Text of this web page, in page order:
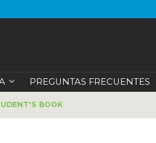
PREGUNTAS FRECUENTES
BOOK